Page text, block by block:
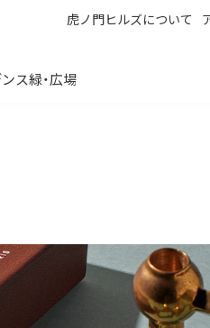
虎ノ門ヒルズについて
ス緑・広場